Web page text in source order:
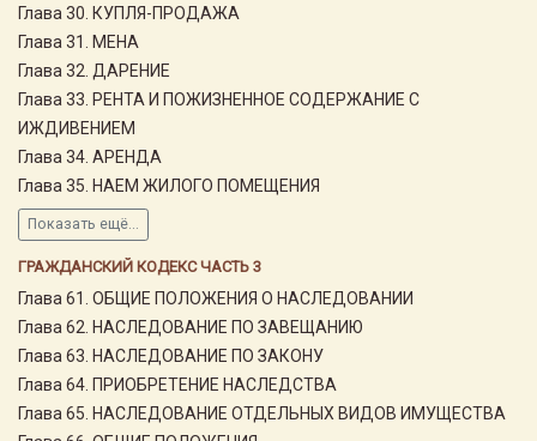
Глава 30. КУПЛЯ-ПРОДАЖА
Глава 31. МЕНА
Глава 32. ДАРЕНИЕ
Глава 33. РЕНТА И ПОЖИЗНЕННОЕ СОДЕРЖАНИЕ С
ИЖДИВЕНИЕМ
Глава 34. АРЕНДА
Глава 35. НАЕМ ЖИЛОГО ПОМЕЩЕНИЯ
Показать ещё...
ГРАЖДАНСКИЙ КОДЕКС ЧАСТЬ 3
Глава 61. ОБЩИЕ ПОЛОЖЕНИЯ О НАСЛЕДОВАНИИ
Глава 62. НАСЛЕДОВАНИЕ ПО ЗАВЕЩАНИЮ
Глава 63. НАСЛЕДОВАНИЕ ПО ЗАКОНУ
Глава 64. ПРИОБРЕТЕНИЕ НАСЛЕДСТВА
Глава 65. НАСЛЕДОВАНИЕ ОТДЕЛЬНЫХ ВИДОВ ИМУЩЕСТВА